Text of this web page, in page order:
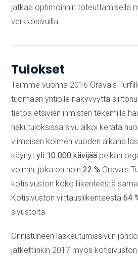
jatkaa optimoinnin toteuttamisella
verkkosivuilla.
Tulokset
Teimme vuonna 2016 Oravais
tuomaan yhtiölle näkyvyyttä
tietoa etsivien ihmisten tekemillä
hakutuloksissa sivu alkoi kerätä
viimeisen kolmen vuoden aikana
käynytyli 10 000 kävijää pelkän
voimin, joka on noin22 % Oravais
kotisivuston koko liikenteestä
Kotisivuston viittausliikenteestä64
sivustolta.
Onnistuneen laskeutumissivun
jatkettiinkin 2017 myös kotisivuston